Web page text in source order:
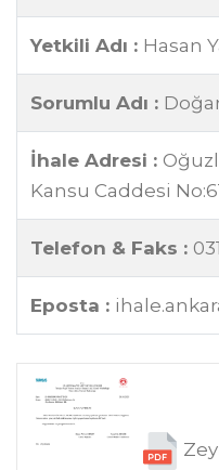
Yetkili Adı : Hasan
Sorumlu Adı :
İhale Adresi :
Kansu Caddesi
Telefon & Faks :
Eposta :